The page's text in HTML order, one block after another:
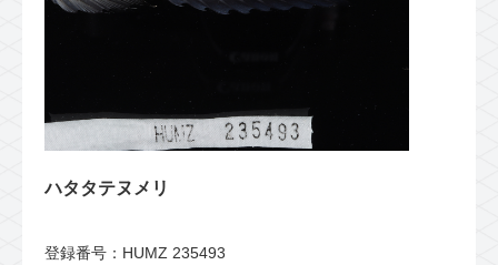
ハタタテヌメリ
登録番号：HUMZ 235493